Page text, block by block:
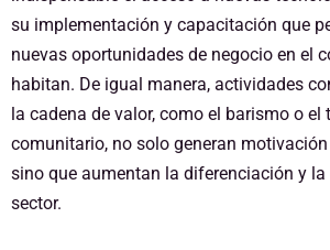
su implementación y capacitación que
nuevas oportunidades de negocio en el
habitan. De igual manera, actividades
la cadena de valor, como el barismo o el
comunitario, no solo generan
sino que aumentan la diferenciación y
sector.